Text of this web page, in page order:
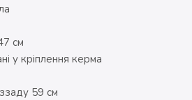
см
у кріплення керма
59 см